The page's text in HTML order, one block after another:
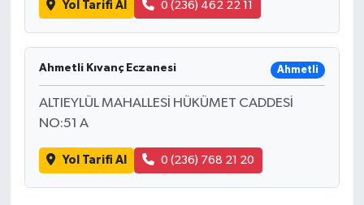
Yol Tarifi Al 0 (236) 462 22 11
Ahmetli Kıvanç Eczanesi Ahmetli
ALTIEYLÜL MAHALLESİ HÜKÜMET CADDESİ
NO:51 A
Yol Tarifi Al 0 (236) 768 21 20